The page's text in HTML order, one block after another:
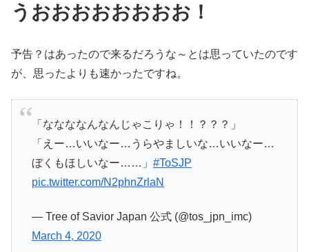
うおおおおおおおお！
予告？はあったので来るだろうな～とは思っていたのです
が、思ったよりも速かったですね。
「ななななんなんじゃこりゃ！！？？？」
「えー…いいなー…うらやましいな…いいなー…
ぼくもほしいなー……」 #ToSJP
pic.twitter.com/N2phnZrlaN
— Tree of Savior Japan 公式 (@tos_jpn_imc)
March 4, 2020